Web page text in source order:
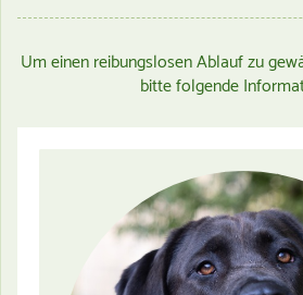
Um einen reibungslosen Ablauf zu
bitte folgende